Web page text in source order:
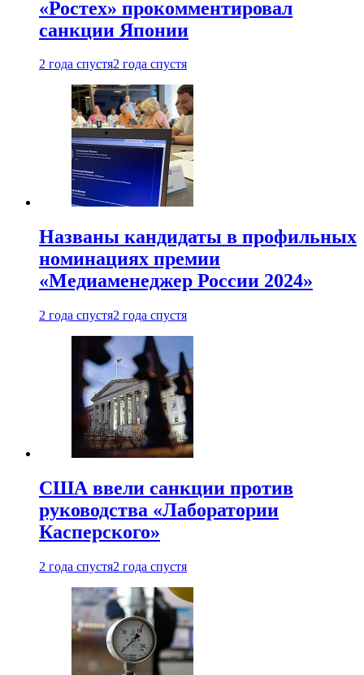
«Ростех» прокомментировал
санкции Японии
2 года спустя2 года спустя
Названы кандидаты в профильных
номинациях премии
«Медиаменеджер России 2024»
2 года спустя2 года спустя
США ввели санкции против
руководства «Лаборатории
Касперского»
2 года спустя2 года спустя